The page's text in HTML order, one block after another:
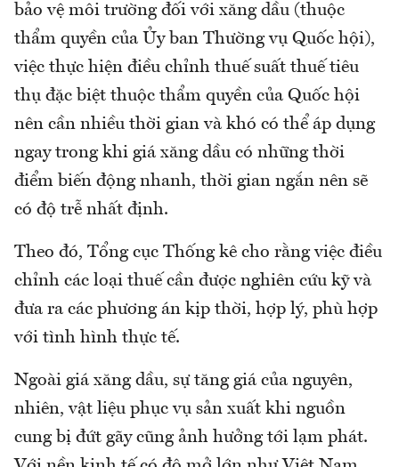
bảo vệ môi trường đối với xăng dầu (thuộc
thẩm quyền của Ủy ban Thường vụ Quốc hội),
việc thực hiện điều chỉnh thuế suất thuế tiêu
thụ đặc biệt thuộc thẩm quyền của Quốc hội
nên cần nhiều thời gian và khó có thể áp dụng
ngay trong khi giá xăng dầu có những thời
điểm biến động nhanh, thời gian ngắn nên sẽ
có độ trễ nhất định.
Theo đó, Tổng cục Thống kê cho rằng việc điều
chỉnh các loại thuế cần được nghiên cứu kỹ và
đưa ra các phương án kịp thời, hợp lý, phù hợp
với tình hình thực tế.
Ngoài giá xăng dầu, sự tăng giá của nguyên,
nhiên, vật liệu phục vụ sản xuất khi nguồn
cung bị đứt gãy cũng ảnh hưởng tới lạm phát.